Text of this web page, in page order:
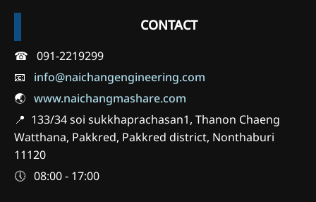
CONTACT
☎ 091-2219299
📧 info@naichangengineering.com
🌏 www.naichangmashare.com
📍 133/34 soi sukkhaprachasan1, Thanon Chaeng
Watthana, Pakkred, Pakkred district, Nonthaburi
11120
🕔 08:00 - 17:00